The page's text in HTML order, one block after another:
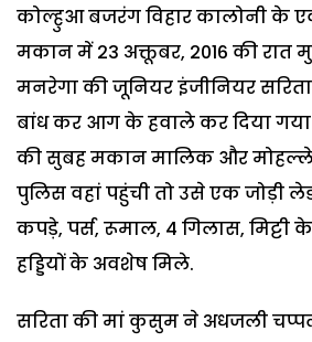
कोल्हुआ बजरंग विहार कालोनी के
मकान में 23 अक्तूबर, 2016 की रात
मनरेगा की जूनियर इंजीनियर
बांध कर आग के हवाले कर दिया गया
की सुबह मकान मालिक और मोहल्ले
पुलिस वहां पहुंची तो उसे एक जोड़ी
कपड़े, पर्स, रूमाल, 4 गिलास, मिट्टी
हड्डियों के अवशेष मिले.
सरिता की मां कुसुम ने अधजली